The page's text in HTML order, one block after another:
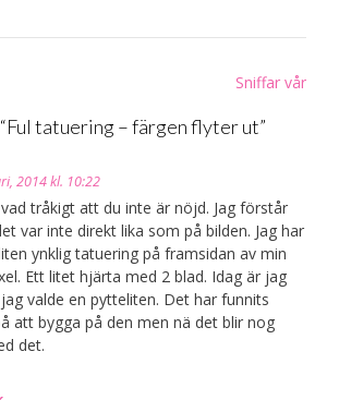
Sniffar vår
Ful tatuering – färgen flyter ut”
2014 kl. 10:22
tråkigt att du inte är nöjd. Jag förstår
var inte direkt lika som på bilden. Jag har
ynklig tatuering på framsidan av min
Ett litet hjärta med 2 blad. Idag är jag
valde en pytteliten. Det har funnits
att bygga på den men nä det blir nog
det.